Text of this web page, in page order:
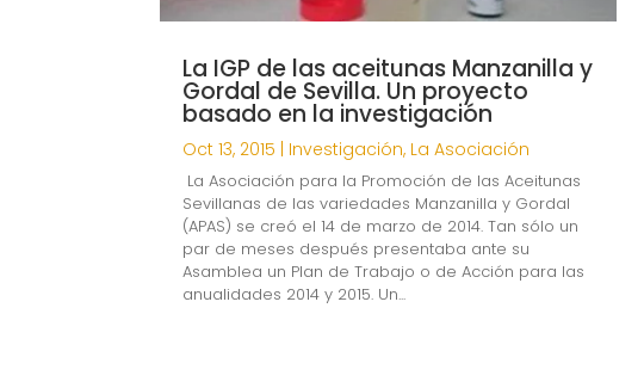
La IGP de las aceitunas Manzanilla y
Gordal de Sevilla. Un proyecto
basado en la investigación
Oct 13, 2015 Investigación, La Asociación
La Asociación para la Promoción de las Aceitunas
Sevillanas de las variedades Manzanilla y Gordal
(APAS) se creó el 14 de marzo de 2014. Tan sólo un
par de meses después presentaba ante su
Asamblea un Plan de Trabajo o de Acción para las
anualidades 2014 y 2015. Un...